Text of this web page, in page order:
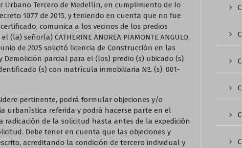
Urbano Tercero de Medellín, en cumplimiento de lo
1077 de 2015, y teniendo en cuenta que no fue
comunica a los vecinos de los predios
señor(a) CATHERINE ANDREA PIAMONTE ANGULO,
de 2025 solicitó licencia de Construcción en las
Demolición parcial para el (los) predio (s) ubicado (s)
(s) con matrícula inmobiliaria Nº. (s). 001-
pertinente, podrá formular objeciones y/o
urbanística referida y podrá hacerse parte en el
de la solicitud hasta antes de la expedición
Debe tener en cuenta que las objeciones y
acreditando la condición de tercero individual y